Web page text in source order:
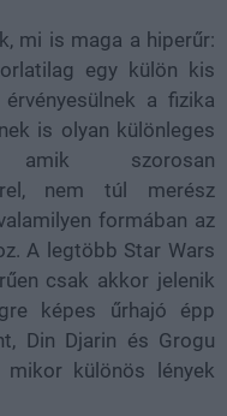
mi is maga a hiperűr:
egy külön kis
a fizika
is olyan különleges
amik szorosan
nem túl merész
formában az
A legtöbb Star Wars
csak akkor jelenik
képes űrhajó épp
Din Djarin és Grogu
különös lények